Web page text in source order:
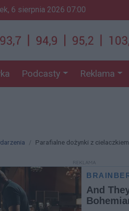
6 sierpnia 2026 07:00
Podcasty Reklama
Parafialne dożynki z cielaczkiem
REKLAMA